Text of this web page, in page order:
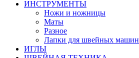
ИНСТРУМЕНТЫ
Ножи и ножницы
Маты
Разное
Лапки для швейных машин
ИГЛЫ